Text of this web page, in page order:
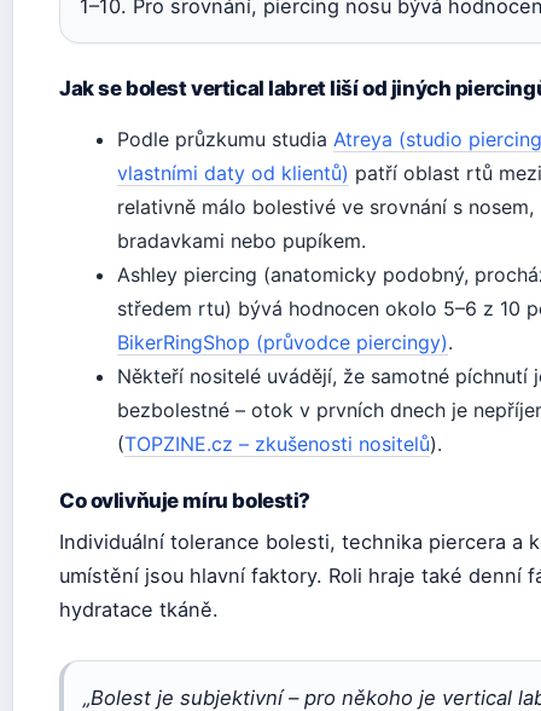
1–10. Pro srovnání, piercing nosu bývá
Jak se bolest vertical labret liší od jiných
Podle průzkumu studia Atreya (studio
vlastními daty od klientů) patří oblast rtů mezi
relativně málo bolestivé ve srovnání s nosem,
bradavkami nebo pupíkem.
Ashley piercing (anatomicky podobný,
středem rtu) bývá hodnocen okolo 5–6 z 10
BikerRingShop (průvodce piercingy).
Někteří nositelé uvádějí, že samotné píchnutí
bezbolestné – otok v prvních dnech je
(TOPZINE.cz – zkušenosti nositelů).
Co ovlivňuje míru bolesti?
Individuální tolerance bolesti, technika piercera a
umístění jsou hlavní faktory. Roli hraje také denní
hydratace tkáně.
„Bolest je subjektivní – pro někoho je vertical